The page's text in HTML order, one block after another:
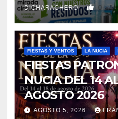
DICHARACHERO 0
FIESTAS Y VENTOS LA NUCIA
FIESTAS
NUCIA DEL 14
AGOSTO 2026
AGOSTO 5, 2026